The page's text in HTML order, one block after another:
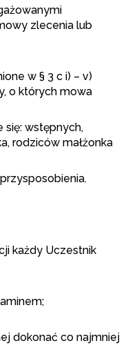
zlecenia lub
w § 3 c i) – v)
o których mowa
się: wstępnych,
rodziców małżonka
każdy Uczestnik
dokonać co najmniej